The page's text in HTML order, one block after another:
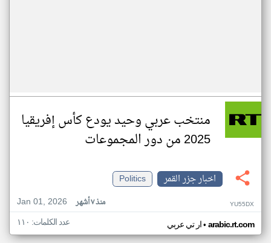
منتخب عربي وحيد يودع كأس إفريقيا
2025 من دور المجموعات
اخبار جزر القمر
Politics
Jan 01, 2026
منذ ٧ أشهر YU55DX
ار تي عربي• arabic.rt.com عدد الكلمات: ١١٠